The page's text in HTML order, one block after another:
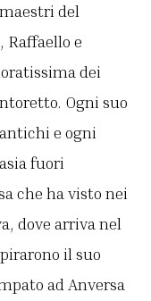
del
Raffaello e
dei
Ogni suo
e ogni
fuori
che ha visto nei
dove arriva nel
il suo
ad Anversa